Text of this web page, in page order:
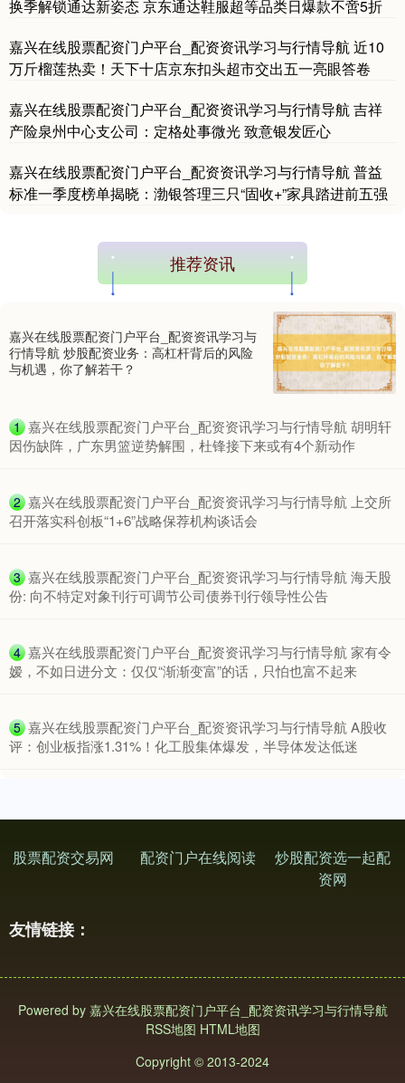
基金指数 7229.80 -1.63 -0.02%
沪深300 4651.31 -6.85 -0.15%
换季解锁通达新姿态 京东通达鞋服超等品类日爆款不啻5折
嘉兴在线股票配资门户平台_配资资讯学习与行情导航 近10
万斤榴莲热卖！天下十店京东扣头超市交出五一亮眼答卷
嘉兴在线股票配资门户平台_配资资讯学习与行情导航 吉祥
产险泉州中心支公司：定格处事微光 致意银发匠心
嘉兴在线股票配资门户平台_配资资讯学习与行情导航 普益
标准一季度榜单揭晓：渤银答理三只“固收+”家具踏进前五强
推荐资讯
嘉兴在线股票配资门户平台_配资资讯学习与
行情导航 炒股配资业务：高杠杆背后的风险
与机遇，你了解若干？
1 ​嘉兴在线股票配资门户平台_配资资讯学习与行情导航 胡明轩
因伤缺阵，广东男篮逆势解围，杜锋接下来或有4个新动作
2 ​嘉兴在线股票配资门户平台_配资资讯学习与行情导航 上交所
召开落实科创板“1+6”战略保荐机构谈话会
3 ​嘉兴在线股票配资门户平台_配资资讯学习与行情导航 海天股
份: 向不特定对象刊行可调节公司债券刊行领导性公告
4 ​嘉兴在线股票配资门户平台_配资资讯学习与行情导航 家有令
嫒，不如日进分文：仅仅“渐渐变富”的话，只怕也富不起来
5 ​嘉兴在线股票配资门户平台_配资资讯学习与行情导航 A股收
评：创业板指涨1.31%！化工股集体爆发，半导体发达低迷
股票配资交易网 配资门户在线阅读
炒股配资选一起配
资网
友情链接：
Powered by 嘉兴在线股票配资门户平台_配资资讯学习与行情导航
RSS地图 HTML地图
Copyright © 2013-2024